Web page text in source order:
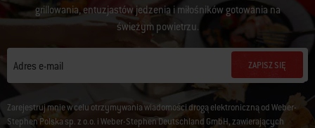
grillowania, entuzjastów jedzenia i miłośników gotowania na
świeżym powietrzu.
Adres e-mail ZAPISZ SIĘ
Zarejestruj mnie w celu otrzymywania wiadomości drogą elektroniczną od Weber-
Stephen Polska sp. z o.o. i Weber-Stephen Deutschland GmbH, zawierających